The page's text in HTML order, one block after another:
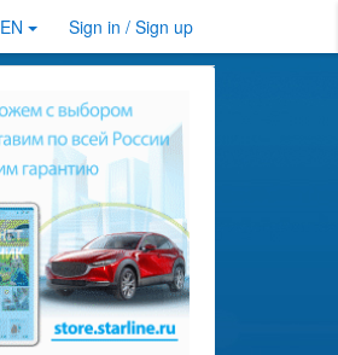
EN Sign in / Sign up